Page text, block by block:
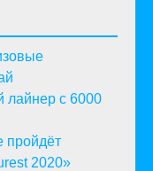
лайнер с 6000
пройдёт
2020»